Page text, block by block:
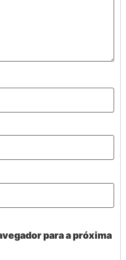
para a próxima